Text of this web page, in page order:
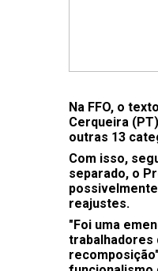
Na FFO, o
Cerqueira
outras 13
Com isso,
separado, o
reajustes.
"Foi uma
trabalhadores